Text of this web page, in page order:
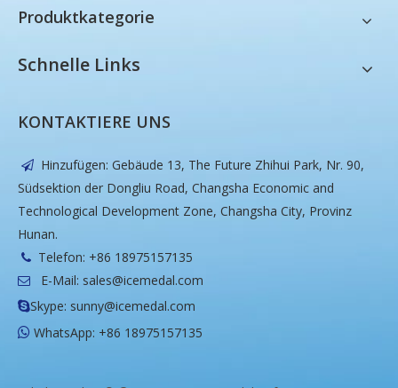
Produktkategorie
Schnelle Links
KONTAKTIERE UNS

Hinzufügen: Gebäude 13, The Future Zhihui Park, Nr. 90,
Südsektion der Dongliu Road, Changsha Economic and
Technological Development Zone, Changsha City, Provinz
Hunan.
 Telefon: +86 18975157135
 E-Mail: sales@icemedal.com
Skype: sunny@icemedal.com
 WhatsApp: +86 18975157135